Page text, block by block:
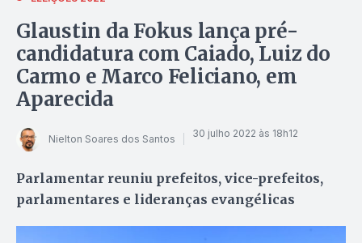
Glaustin da Fokus lança pré-
candidatura com Caiado, Luiz do
Carmo e Marco Feliciano, em
Aparecida
Nielton Soares dos Santos 30 julho 2022 às 18h12
Parlamentar reuniu prefeitos, vice-prefeitos,
parlamentares e lideranças evangélicas